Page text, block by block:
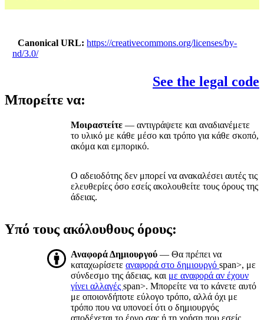
Canonical URL
https://creativecommons.org/licenses/by-
nd/3.0/
See the legal code
Μπορείτε να:
Μοιραστείτε — αντιγράψετε και αναδιανέμετε
το υλικό με κάθε μέσο και τρόπο για κάθε σκοπό,
ακόμα και εμπορικό.
Ο αδειοδότης δεν μπορεί να ανακαλέσει αυτές τις
ελευθερίες όσο εσείς ακολουθείτε τους όρους της
άδειας.
Υπό τους ακόλουθους όρους:
Αναφορά Δημιουργού — Θα πρέπει να
καταχωρίσετε αναφορά στο δημιουργό span>, με
σύνδεσμο της άδειας, και με αναφορά αν έχουν
γίνει αλλαγές span>. Μπορείτε να το κάνετε αυτό
με οποιονδήποτε εύλογο τρόπο, αλλά όχι με
τρόπο που να υπονοεί ότι ο δημιουργός